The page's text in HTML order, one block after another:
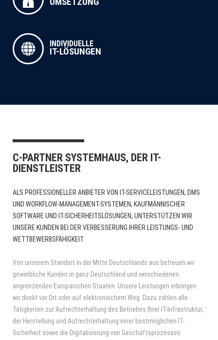
INDIVIDUELLE
IT-LÖSUNGEN
C-PARTNER SYSTEMHAUS, DER IT-
DIENSTLEISTER
ALS PROFESSIONELLER ANBIETER VON IT-SERVICELEISTUNGEN, DMS
UND WORKFLOW-MANAGEMENT-SYSTEMEN, KAUFMÄNNISCHER
SOFTWARE UND IT-SICHERHEITSLÖSUNGEN, UNTERSTÜTZEN WIR
UNSERE KUNDEN BEI DER VERBESSERUNG IHRER LEISTUNGS- UND
WETTBEWERBSFÄHIGKEIT.
Von unserem Standort in der Mitte Deutschlands aus betreuen wir
gewerbliche Kunden in ganz Deutschland und verschiedenen
angrenzenden Europäischen Staaten. Unsere Leistungen erbringen
wir direkt vor Ort oder auf elektronischem Weg. Dazu zählen alle
Tätigkeiten zur Aufrechterhaltung des Betriebes Ihrer IT-Infrastruktur,
der Herstellung und Aufrechterhaltung einer bestmöglichen IT-
Sicherheit sowie die Digitalisierung von Geschäftsprozessen